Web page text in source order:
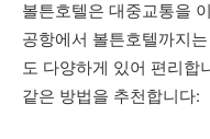
볼튼호텔은 대중교통을
공항에서 볼튼호텔까지
도 다양하게 있어 편리합
같은 방법을 추천합니다: